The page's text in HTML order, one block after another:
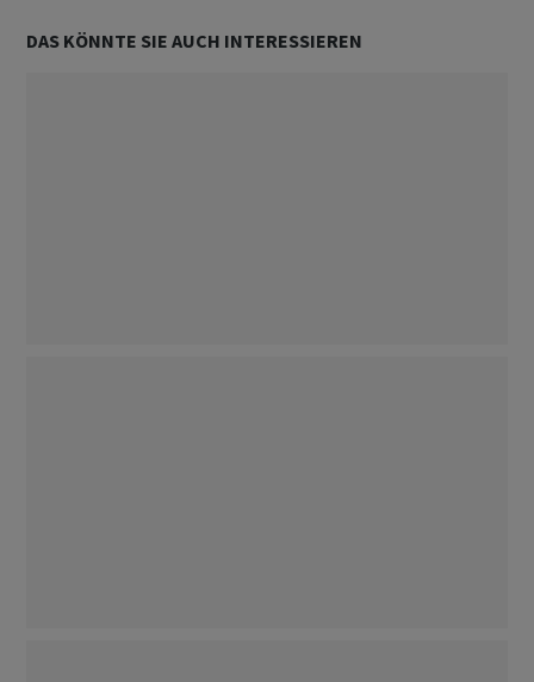
DAS KÖNNTE SIE AUCH INTERESSIEREN